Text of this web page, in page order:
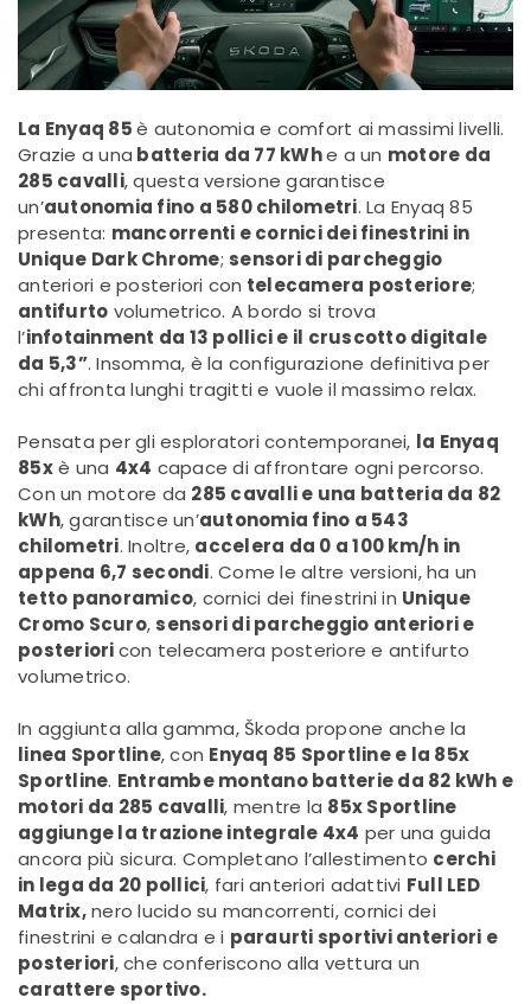
La Enyaq 85è autonomia e comfort ai massimi livelli.
Grazie a una batteria da 77 kWhe a un motore da
285 cavalli, questa versione garantisce
un’autonomia fino a 580 chilometri. La Enyaq 85
presenta: mancorrenti e cornici dei finestrini in
Unique Dark Chrome; sensori di parcheggio
anteriori e posteriori con telecamera posteriore;
antifurto volumetrico. A bordo si trova
l’infotainment da 13 pollici e il cruscotto digitale
da 5,3”. Insomma, è la configurazione definitiva per
chi affronta lunghi tragitti e vuole il massimo relax.
Pensata per gli esploratori contemporanei, la Enyaq
85xè una 4x4 capace di affrontare ogni percorso.
Con un motore da 285 cavalli e una batteria da 82
kWh, garantisce un’autonomia fino a 543
chilometri. Inoltre, accelera da 0 a 100 km/h in
appena 6,7 secondi. Come le altre versioni, ha un
tetto panoramico, cornici dei finestrini in Unique
Cromo Scuro, sensori di parcheggio anteriori e
posterioricon telecamera posteriore e antifurto
volumetrico.
In aggiunta alla gamma, Škoda propone anche la
linea Sportline, con Enyaq 85 Sportline e la 85x
Sportline. Entrambe montano batterie da 82 kWh e
motori da 285 cavalli, mentre la 85x Sportline
aggiunge la trazione integrale 4x4 per una guida
ancora più sicura. Completano l’allestimento cerchi
in lega da 20 pollici, fari anteriori adattivi Full LED
Matrix,nero lucido su mancorrenti, cornici dei
finestrini e calandra e i paraurti sportivi anteriori e
posteriori, che conferiscono alla vettura un
carattere sportivo.